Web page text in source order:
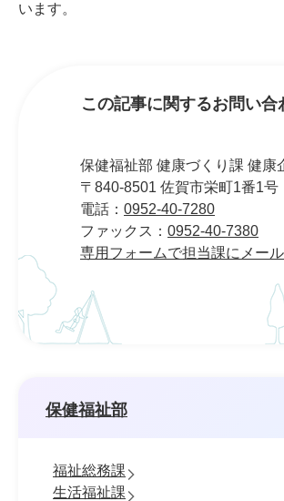
います。
この記事に関するお問い合
保健福祉部 健康づくり課 健康
〒840-8501 佐賀市栄町1番1号
電話： 0952-40-7280
ファックス： 0952-40-7380
専用フォームで担当課にメー
保健福祉部
福祉総務課
生活福祉課